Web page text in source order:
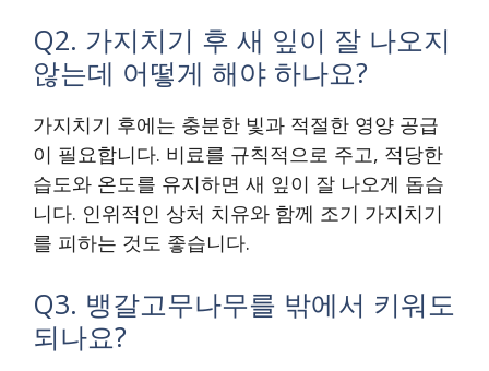
Q2. 가지치기 후 새 잎이 잘 나오지
않는데 어떻게 해야 하나요?
가지치기 후에는 충분한 빛과 적절한 영양 공급
이 필요합니다. 비료를 규칙적으로 주고, 적당한
습도와 온도를 유지하면 새 잎이 잘 나오게 돕습
니다. 인위적인 상처 치유와 함께 조기 가지치기
를 피하는 것도 좋습니다.
Q3. 뱅갈고무나무를 밖에서 키워도
되나요?